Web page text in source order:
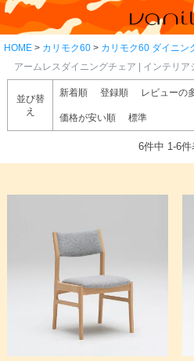
HOME カリモク60
カリモク60 ダイニン
アームレスダイニングチェア | インテリ
並び替
え
新着順 登録順 レビューの
価格が安い順 標準
6件中 1-6件